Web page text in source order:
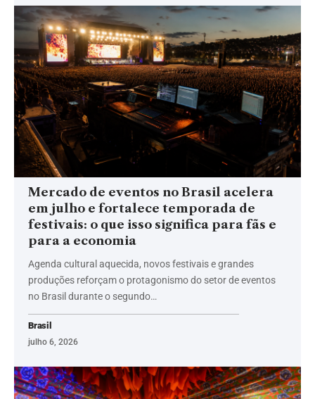
Mercado de eventos no Brasil acelera
em julho e fortalece temporada de
festivais: o que isso significa para fãs e
para a economia
Agenda cultural aquecida, novos festivais e grandes
produções reforçam o protagonismo do setor de eventos
no Brasil durante o segundo…
Brasil
julho 6, 2026